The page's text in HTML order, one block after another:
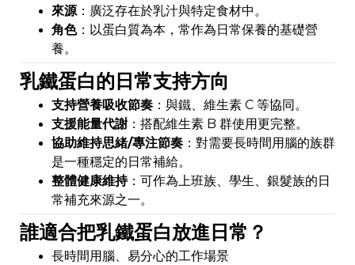
來源：廣泛存在於乳汁與特定食材中。
角色：以蛋白質為本，常作為日常保養的基礎營
養。
乳鐵蛋白的日常支持方向
支持營養吸收節奏 ：與鐵、維生素 C 等協同。
支援能量代謝：搭配維生素 B 群使用更完整。
協助維持思緒/專注節奏 ：對需要長時間用腦的族群
是一種穩定的日常補給。
整體健康維持：可作為上班族、學生、銀髮族的日
常補充來源之一。
誰適合把乳鐵蛋白放進日常？
長時間用腦、易分心的工作場景